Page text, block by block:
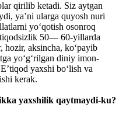
qirilib ketadi. Siz aytgan
ya’ni ularga quyosh nuri
yo‘qotish osonroq
50— 60-yillarda
hozir, aksincha, ko‘payib
yo‘g‘rilgan diniy imon-
yaxshi bo‘lish va
kerak.
yaxshilik qaytmaydi-ku?